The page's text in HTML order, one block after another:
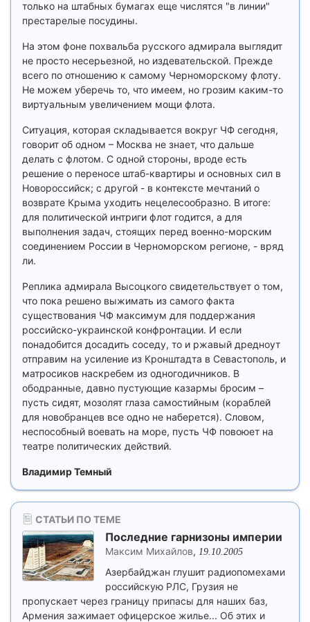
только на штабных бумагах еще числятся "в линии"
престарелые посудины.
На этом фоне похвальба русского адмирала выглядит
не просто несерьезной, но издевательской. Прежде
всего по отношению к самому Черноморскому флоту.
Не можем уберечь то, что имеем, но грозим каким-то
виртуальным увеличением мощи флота.
Ситуация, которая складывается вокруг ЧФ сегодня,
говорит об одном – Москва не знает, что дальше
делать с флотом. С одной стороны, вроде есть
решение о переносе штаб-квартиры и основных сил в
Новороссийск; с другой - в контексте мечтаний о
возврате Крыма уходить нецелесообразно. В итоге:
для политической интриги флот годится, а для
выполнения задач, стоящих перед военно-морским
соединением России в Черноморском регионе, - вряд
ли.
Реплика адмирала Высоцкого свидетельствует о том,
что пока решено выжимать из самого факта
существования ЧФ максимум для поддержания
российско-украинской конфронтации. И если
понадобится досадить соседу, то и ржавый дредноут
отправим на усиление из Кронштадта в Севастополь, и
матросиков наскребем из одногодичников. В
ободранные, давно пустующие казармы бросим –
пусть сидят, мозолят глаза самостийным (кораблей
для новобранцев все одно не наберется). Словом,
неспособный воевать на море, пусть ЧФ повоюет на
театре политических действий.
Владимир Темный
СТАТЬИ ПО ТЕМЕ
Последние гарнизоны империи
Максим Михайлов, 19.10.2005
Азербайджан глушит радиопомехами
российскую РЛС, Грузия не
пропускает через границу припасы для наших баз,
Армения зажимает офицерское жилье... Об этих и